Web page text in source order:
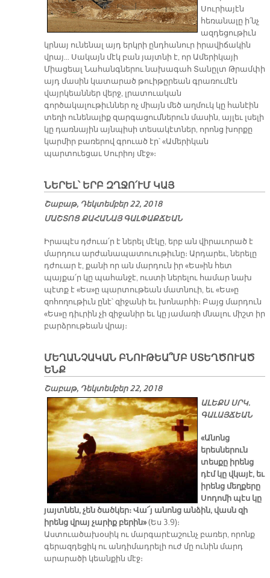
Սուրիայէն
հեռանալը ի՛նչ
ազդեցութիւն
կրնայ ունենալ այդ երկրի ընդհանուր իրավիճակին
վրայ… Սակայն մէկ բան յայտնի է, որ Ամերիկայի
Միացեալ Նահանգներու նախագահ Տանըլտ Թրամփի
այդ մասին կատարած թուիթըրեան գրառումէն
վայրկեաններ վերջ, լրատուական
գործակալութիւններ ոչ միայն մեծ աղմուկ կը հանէին
տեղի ունենալիք զարգացումներուն մասին, այլեւ լսելի
կը դառնային այնպիսի տեսակէտներ, որոնց խորքը
կարմիր բառերով գրուած էր՝ «Ամերիկան
պարտուեցաւ Սուրիոյ մէջ»։
ՆԵՐԵԼ՝ ԵՐԲ ԶՂՋՈ՛ՒՄ ԿԱՅ
Շաբաթ, Դեկտեմբեր 22, 2018
ՄԱՇ­ՏՈՑ ՔԱ­ՀԱ­ՆԱՅ ԳԱԼ­ՓԱՔ­ՃԵԱՆ
Իրապէս դժուա՛ր է ներել մէկը, երբ ան վիրաւորած է
մարդուս արժանապատուութիւնը։ Արդարեւ, ներելը
դժուար է, քանի որ ան մարդուն իր «Ես»ին հետ
պայքա՛ր կը պահանջէ, ուստի ներելու համար նախ
պէտք է «Ես»ը պարտութեան մատնուի, եւ «Ես»ը
զոհողութիւն ընէ՝ զիջանի եւ խոնարհի։ Բայց մարդուն
«Ես»ը դիւրին չի զիջանիր եւ կը յամառի մնալու միշտ իր
բարձրութեան վրայ։
ՄԵՂԱՆՉԱԿԱՆ ԲՆՈՒԹԵԱ՞ՄԲ ՍՏԵՂԾՈՒԱԾ
ԵՆՔ
Շաբաթ, Դեկտեմբեր 22, 2018
ԱԼԵՔՍ ՍՐԿ.
ԳԱԼԱՅՃԵԱՆ
«Անոնց
երեսներուն
տեսքը իրենց
դէմ կը վկայէ, եւ
իրենց մեղքերը
Սոդոմի պէս կը
յայտնեն, չեն ծածկեր։ Վա՜յ անոնց անձին, վասն զի
իրենց վրայ չարիք բերին»(Ես 3.9)։
Աստուածախօսիկ ու մարգարէաշունչ բառեր, որոնք
գերազդեցիկ ու անդիմադրելի ուժ մը ունին մարդ
արարածի կեանքին մէջ։